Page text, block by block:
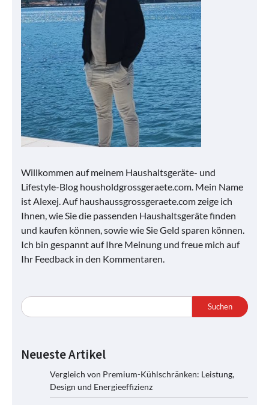
Willkommen auf meinem Haushaltsgeräte- und
Lifestyle-Blog housholdgrossgeraete.com. Mein Name
ist Alexej. Auf haushaussgrossgeraete.com zeige ich
Ihnen, wie Sie die passenden Haushaltsgeräte finden
und kaufen können, sowie wie Sie Geld sparen können.
Ich bin gespannt auf Ihre Meinung und freue mich auf
Ihr Feedback in den Kommentaren.
Suchen
Neueste Artikel
Vergleich von Premium-Kühlschränken: Leistung,
Design und Energieeffizienz